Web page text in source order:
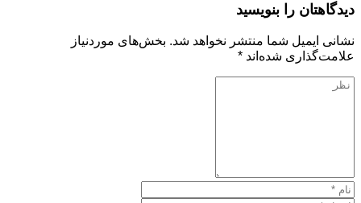
دیدگاهتان را بنویسید
نشانی ایمیل شما منتشر نخواهد شد. بخش‌های موردنیاز
علامت‌گذاری شده‌اند *